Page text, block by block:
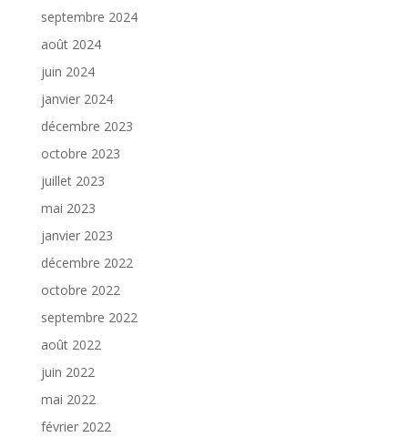
septembre 2024
août 2024
juin 2024
janvier 2024
décembre 2023
octobre 2023
juillet 2023
mai 2023
janvier 2023
décembre 2022
octobre 2022
septembre 2022
août 2022
juin 2022
mai 2022
février 2022